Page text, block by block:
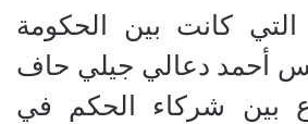
التي كانت بين الحكومة
أحمد دعالي جيلي حاف
بين شركاء الحكم في